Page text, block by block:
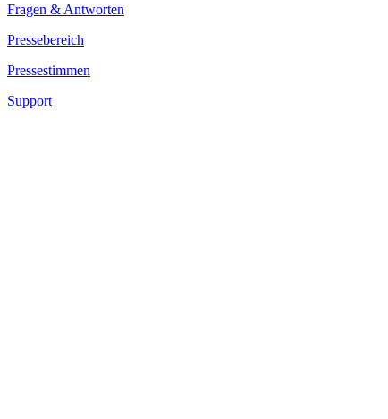
Fragen & Antworten
Pressebereich
Pressestimmen
Support